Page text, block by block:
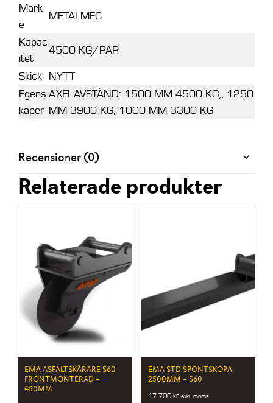
Märk
e
METALMEC
Kapac
itet
4500 KG/PAR
Skick NYTT
Egens
kaper
AXELAVSTÅND: 1500 MM 4500 KG,, 1250
MM 3900 KG, 1000 MM 3300 KG
Recensioner (0)
Relaterade produkter
EMA ASFALTSKÄRARE S60
FRONTMONTERAD –
450MM
EMA STD SPONTSKOPA
2500MM – S60
17 700 kr exkl. moms